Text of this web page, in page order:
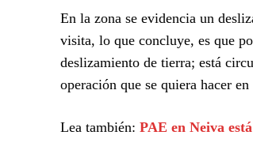
En la zona se evidencia un
visita, lo que concluye, es que
deslizamiento de tierra; está
operación que se quiera hacer en
Lea también: PAE en Neiva